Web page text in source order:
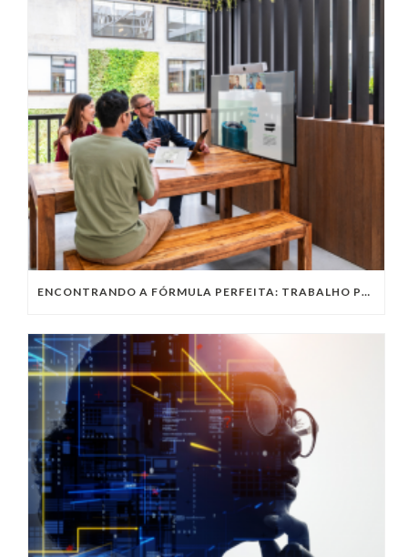
ENCONTRANDO A FÓRMULA PERFEITA: TRABALHO PRESENCIAL, HOME OFFICE OU TRABALHO HÍBRIDO?